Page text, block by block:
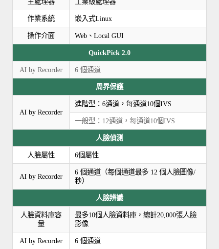
作業系統 嵌入式Linux
操作介面 Web、Local GUI
QuickPick 2.0
AI by Recorder 6 個通道
周界保護
AI by Recorder
進階型：6通道，每通道10個IVS
一般型：12通道，每通道10個IVS
人臉偵測
人臉屬性 6個屬性
AI by Recorder
6 個通道（每個通道最多 12 個人臉圖像/
秒）
人臉辨識
人臉資料庫容
量
最多10個人臉資料庫，總計20,000張人臉
影像
AI by Recorder 6 個通道